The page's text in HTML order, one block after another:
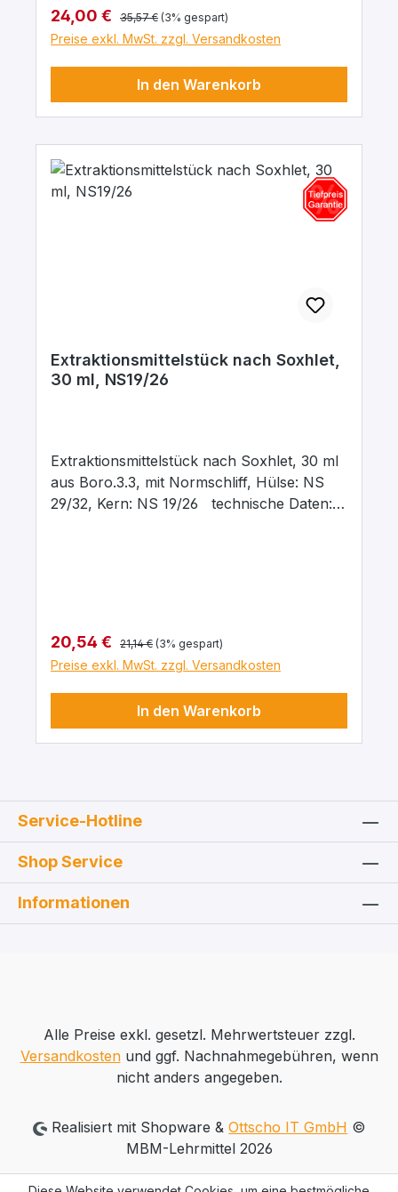
Verkaufspreis:
24,00 € Regulärer Preis:
35,57 € (3% gespart)
Preise exkl. MwSt. zzgl. Versandkosten
In den Warenkorb
Extraktionsmittelstück nach Soxhlet,
30 ml, NS19/26
Extraktionsmittelstück nach Soxhlet, 30 ml
aus Boro.3.3, mit Normschliff, Hülse: NS
29/32, Kern: NS 19/26 technische Daten:
Verkaufspreis:
20,54 € Regulärer Preis:
21,14 € (3% gespart)
Preise exkl. MwSt. zzgl. Versandkosten
In den Warenkorb
Service-Hotline
Shop Service
Informationen
Alle Preise exkl. gesetzl. Mehrwertsteuer zzgl.
Versandkostenund ggf. Nachnahmegebühren, wenn
nicht anders angegeben.
Realisiert mit Shopware &Ottscho IT GmbH ©
MBM-Lehrmittel 2026